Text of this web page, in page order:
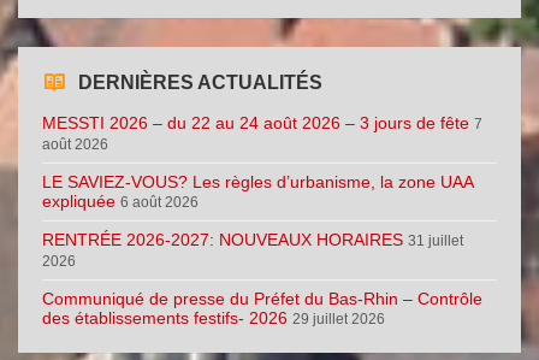
DERNIÈRES ACTUALITÉS
MESSTI 2026 – du 22 au 24 août 2026 – 3 jours de fête 7
août 2026
LE SAVIEZ-VOUS? Les règles d’urbanisme, la zone UAA
expliquée 6 août 2026
RENTRÉE 2026-2027: NOUVEAUX HORAIRES 31 juillet
2026
Communiqué de presse du Préfet du Bas-Rhin – Contrôle
des établissements festifs- 2026 29 juillet 2026